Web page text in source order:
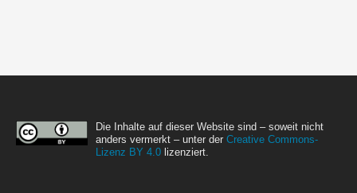
Die Inhalte auf dieser Website sind – soweit nicht
anders vermerkt – unter der Creative Commons-
Lizenz BY 4.0 lizenziert.